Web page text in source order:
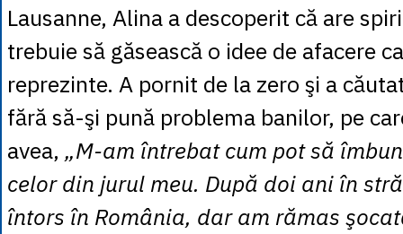
Lausanne, Alina a descoperit că are
trebuie să găsească o idee de afacere
reprezinte. A pornit de la zero şi a
fără să-şi pună problema banilor, pe
avea, „M-am întrebat cum pot să
celor din jurul meu. După doi ani în
întors în România, dar am rămas